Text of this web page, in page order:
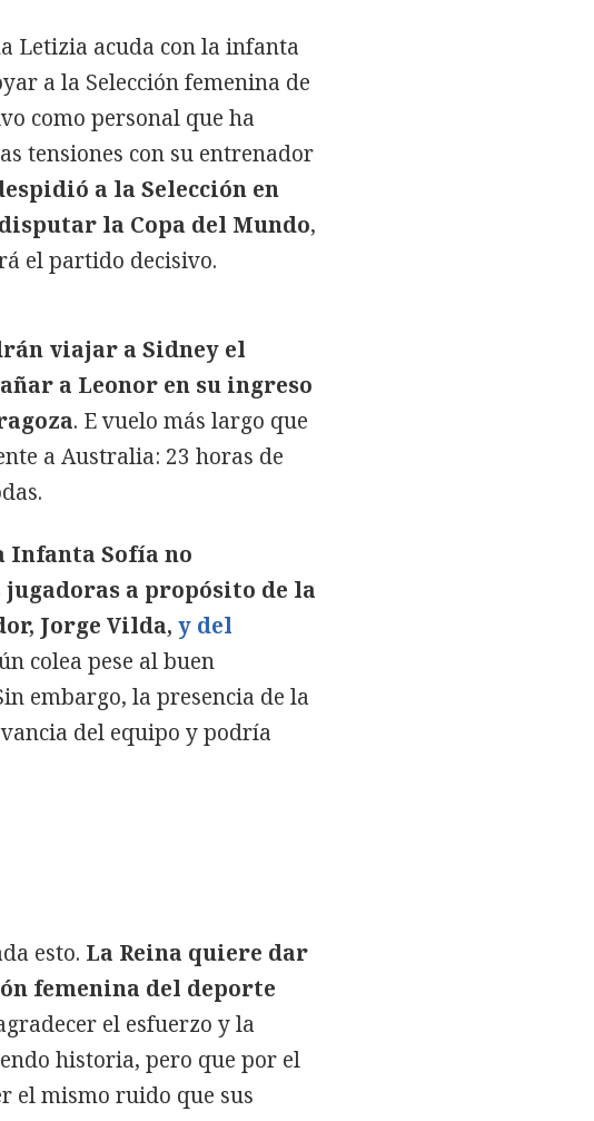
Letizia acuda con la infanta
a la Selección femenina de
como personal que ha
tensiones con su entrenador
a la Selección en
la Copa del Mundo,
el partido decisivo.
viajar a Sidney el
a Leonor en su ingreso
. E vuelo más largo que
a Australia: 23 horas de
Infanta Sofía no
a propósito de la
Jorge Vilda, y del
colea pese al buen
embargo, la presencia de la
del equipo y podría
esto. La Reina quiere dar
femenina del deporte
el esfuerzo y la
historia, pero que por el
el mismo ruido que sus